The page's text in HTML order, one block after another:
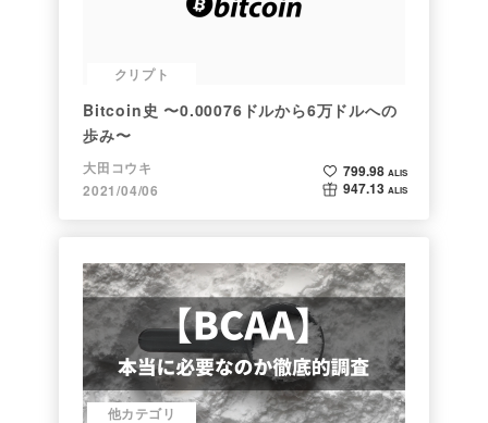
クリプト
Bitcoin史 〜0.00076ドルから6万ドルへの
歩み〜
大田コウキ
2021/04/06
799.98 ALIS
947.13 ALIS
他カテゴリ